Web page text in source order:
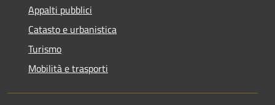
Appalti pubblici
Catasto e urbanistica
Turismo
Mobilità e trasporti